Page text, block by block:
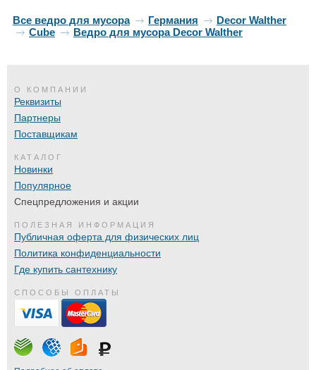
Все ведро для мусора Германия
Decor Walther
Cube
Ведро для мусора Decor Walther
О КОМПАНИИ
Реквизиты
Партнеры
Поставщикам
КАТАЛОГ
Новинки
Популярное
Спецпредложения и акции
ПОЛЕЗНАЯ ИНФОРМАЦИЯ
Публичная оферта для физических лиц
Политика конфиденциальности
Где купить сантехнику
СПОСОБЫ ОПЛАТЫ